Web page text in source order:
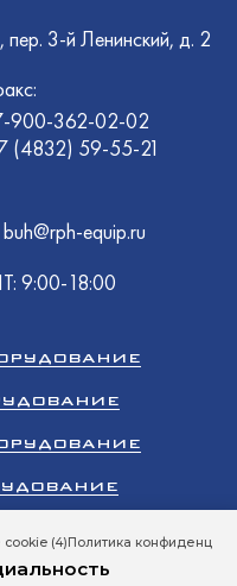
cookie (4) Политика
пер. 3-й Ленинский, д. 2
900-362-02-02
(4832) 59-55-21
buh@rph-equip.ru
9:00-18:00
ХОЛОД